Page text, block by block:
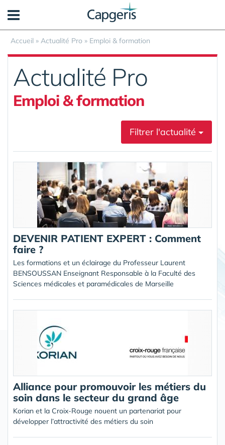
Accueil » Actualité Pro » Emploi & formation
Actualité Pro
Emploi & formation
Filtrer l'actualité
DEVENIR PATIENT EXPERT : Comment
faire ?
Les formations et un éclairage du Professeur Laurent
BENSOUSSAN Enseignant Responsable à la Faculté des
Sciences médicales et paramédicales de Marseille
Alliance pour promouvoir les métiers du
soin dans le secteur du grand âge
Korian et la Croix-Rouge nouent un partenariat pour
développer l’attractivité des métiers du soin